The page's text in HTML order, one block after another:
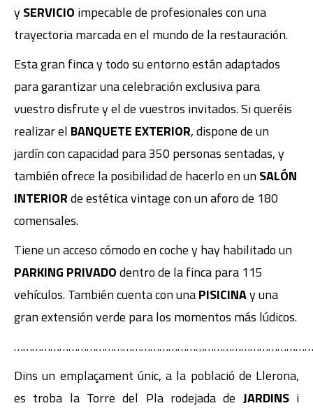
ySERVICIO impecable de profesionales con una
trayectoria marcada en el mundo de la restauración.
Esta gran finca y todo su entorno están adaptados
para garantizar una celebración exclusiva para
vuestro disfrute y el de vuestros invitados. Si queréis
realizar el BANQUETE EXTERIOR, dispone de un
jardín con capacidad para 350 personas sentadas, y
también ofrece la posibilidad de hacerlo en unSALÓN
INTERIORde estética vintage con un aforo de 180
comensales.
Tiene un acceso cómodo en coche y hay habilitado un
PARKING PRIVADOdentro de la finca para 115
vehículos. También cuenta con unaPISICINAy una
gran extensión verde para los momentos más lúdicos.
Dins un emplaçament únic, a la població de Llerona,
es troba la Torre del Pla rodejada de JARDINSi